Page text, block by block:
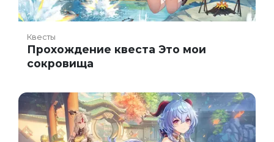
Квесты
Прохождение квеста Это мои
сокровища